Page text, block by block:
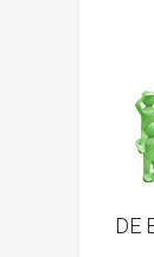
DE